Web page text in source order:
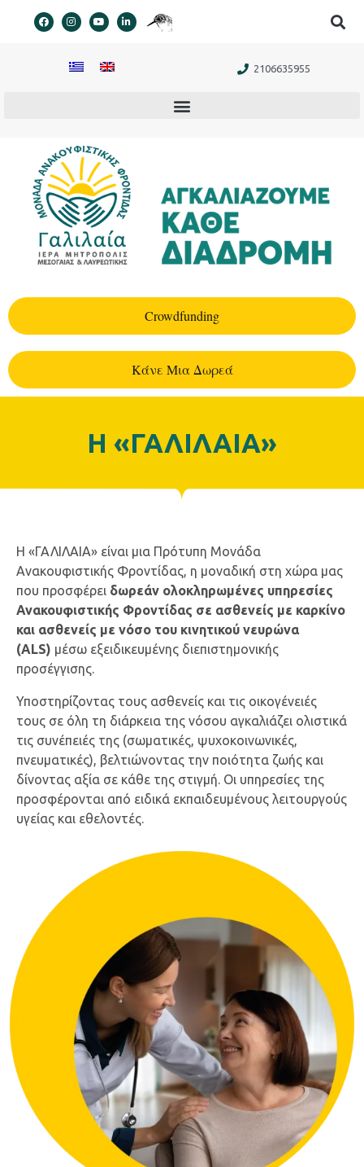
περιεχόμενο
2106635955
Crowdfunding
Kάνε Μια Δωρεά
H «ΓΑΛΙΛΑΙΑ»
H «ΓΑΛΙΛΑΙΑ» είναι μια Πρότυπη Μονάδα
Ανακουφιστικής Φροντίδας, η μοναδική στη χώρα μας
που προσφέρει δωρεάν ολοκληρωμένες υπηρεσίες
Ανακουφιστικής Φροντίδας σε ασθενείς με καρκίνο
και ασθενείς με νόσο του κινητικού νευρώνα
(ALS) μέσω εξειδικευμένης διεπιστημονικής
προσέγγισης.
Υποστηρίζοντας τους ασθενείς και τις οικογένειές
τους σε όλη τη διάρκεια της νόσου αγκαλιάζει ολιστικά
τις συνέπειές της (σωματικές, ψυχοκοινωνικές,
πνευματικές), βελτιώνοντας την ποιότητα ζωής και
δίνοντας αξία σε κάθε της στιγμή. Οι υπηρεσίες της
προσφέρονται από ειδικά εκπαιδευμένους λειτουργούς
υγείας και εθελοντές.